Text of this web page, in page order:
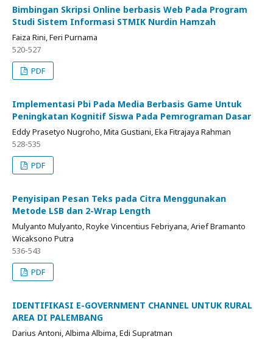
Bimbingan Skripsi Online berbasis Web Pada Program
Studi Sistem Informasi STMIK Nurdin Hamzah
Faiza Rini, Feri Purnama
520-527
PDF
Implementasi Pbi Pada Media Berbasis Game Untuk
Peningkatan Kognitif Siswa Pada Pemrograman Dasar
Eddy Prasetyo Nugroho, Mita Gustiani, Eka Fitrajaya Rahman
528-535
PDF
Penyisipan Pesan Teks pada Citra Menggunakan
Metode LSB dan 2-Wrap Length
Mulyanto Mulyanto, Royke Vincentius Febriyana, Arief Bramanto
Wicaksono Putra
536-543
PDF
IDENTIFIKASI E-GOVERNMENT CHANNEL UNTUK RURAL
AREA DI PALEMBANG
Darius Antoni, Albima Albima, Edi Supratman